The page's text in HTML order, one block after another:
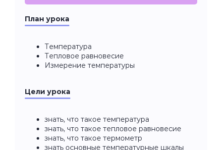
План урока
Температура
Тепловое равновесие
Измерение температуры
Цели урока
знать, что такое температура
знать, что такое тепловое равновесие
знать, что такое термометр
знать основные температурные шкалы